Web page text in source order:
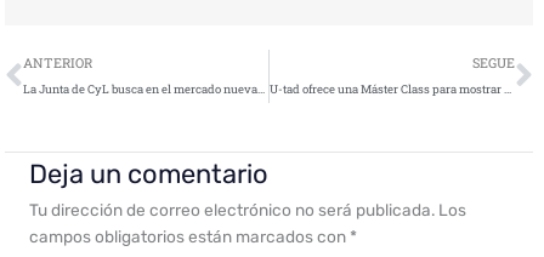
Ant
ANTERIOR
La Junta de CyL busca en el mercado nuevas soluciones tecnológicas en ciberseguridad
SEGUE
U-tad ofrece una Máster Class para mostrar cómo se realiza un análisis forense en móviles Android
Deja un comentario
Tu dirección de correo electrónico no será publicada. Los
campos obligatorios están marcados con *